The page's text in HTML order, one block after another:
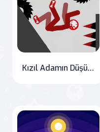
Kızıl Adamın Düşüşü